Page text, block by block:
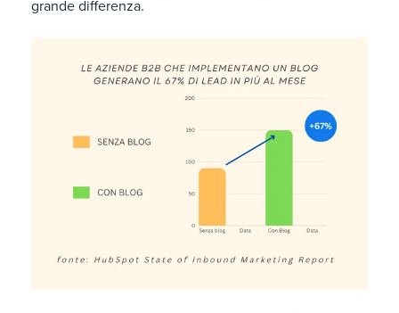
grande differenza.